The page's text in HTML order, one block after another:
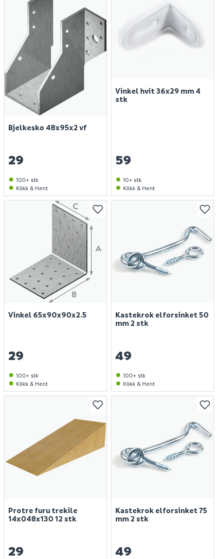
Bjelkesko 48x95x2 vf
29
100+ stk
Klikk & Hent
Vinkel hvit 36x29 mm 4
stk
59
10+ stk
Klikk & Hent
Vinkel 65x90x90x2.5
29
100+ stk
Klikk & Hent
Kastekrok elforsinket 50
mm 2 stk
49
100+ stk
Klikk & Hent
Protre furu trekile
14x048x130 12 stk
29
Kastekrok elforsinket 75
mm 2 stk
49